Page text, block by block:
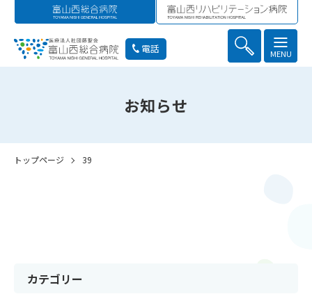
MENU
電話
お知らせ
トップページ 39
カテゴリー